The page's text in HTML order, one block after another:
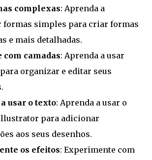
complexas: Aprenda a
formas simples para criar formas
e mais detalhadas.
com camadas: Aprenda a usar
organizar e editar seus
usar o texto: Aprenda a usar o
para adicionar
aos seus desenhos.
os efeitos: Experimente com